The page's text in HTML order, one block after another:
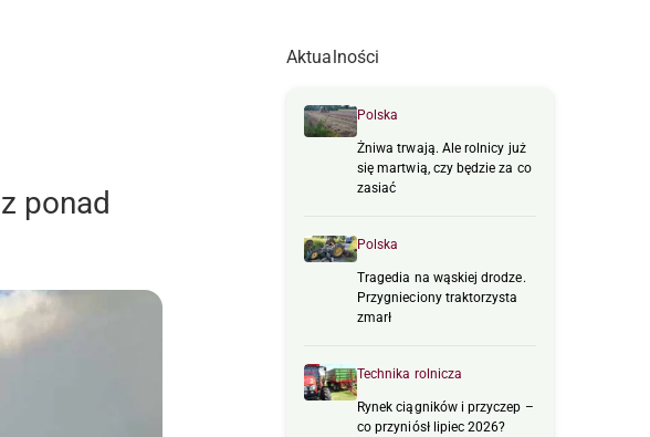
ponad
Aktualności
Polska
Żniwa trwają. Ale rolnicy już
się martwią, czy będzie za co
zasiać
Polska
Tragedia na wąskiej drodze.
Przygnieciony traktorzysta
zmarł
Technika rolnicza
Rynek ciągników i przyczep –
co przyniósł lipiec 2026?